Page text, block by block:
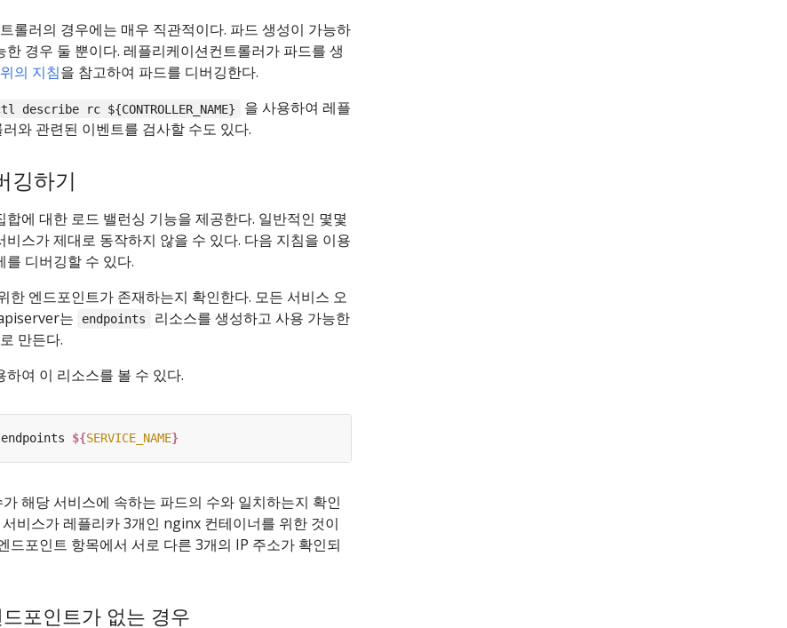
롤러의 경우에는 매우 직관적이다. 파드 생성이 가능하
한 경우 둘 뿐이다. 레플리케이션컨트롤러가 파드를 생
위의 지침을 참고하여 파드를 디버깅한다.
describe rc ${CONTROLLER_NAME}
을 사용하여 레플
와 관련된 이벤트를 검사할 수도 있다.
깅하기
합에 대한 로드 밸런싱 기능을 제공한다. 일반적인 몇몇
비스가 제대로 동작하지 않을 수 있다. 다음 지침을 이용
를 디버깅할 수 있다.
한 엔드포인트가 존재하는지 확인한다. 모든 서비스 오
는
endpoints
리소스를 생성하고 사용 가능한
만든다.
하여 이 리소스를 볼 수 있다.
${SERVICE_NAME}
해당 서비스에 속하는 파드의 수와 일치하는지 확인
비스가 레플리카 3개인 nginx 컨테이너를 위한 것이
드포인트 항목에서 서로 다른 3개의 IP 주소가 확인되
포인트가 없는 경우